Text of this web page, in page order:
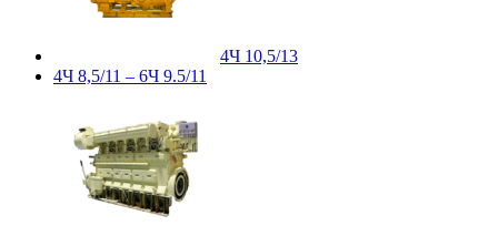
4Ч 10,5/13
4Ч 8,5/11 – 6Ч 9.5/11